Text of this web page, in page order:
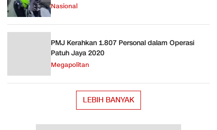
Nasional
PMJ Kerahkan 1.807 Personal dalam Operasi
Patuh Jaya 2020
Megapolitan
LEBIH BANYAK